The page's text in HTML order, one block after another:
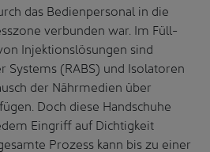
das Bedienpersonal in die
verbunden war. Im Füll-
Injektionslösungen sind
Systems (RABS) und Isolatoren
der Nährmedien über
Doch diese Handschuhe
Eingriff auf Dichtigkeit
Prozess kann bis zu einer